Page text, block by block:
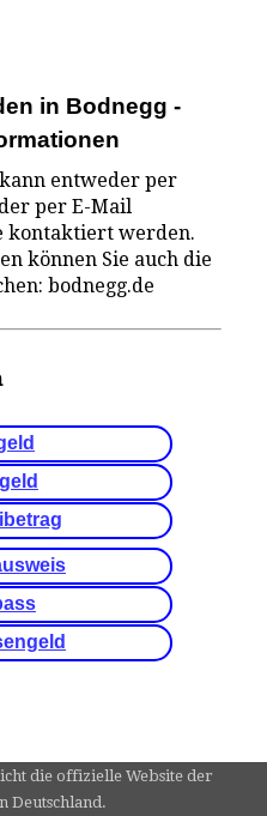
in Bodnegg -
entweder per
per E-Mail
kontaktiert werden.
können Sie auch die
bodnegg.de
die offizielle Website der
Deutschland.